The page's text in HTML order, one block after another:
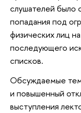
слушателей было
попадания под
физических лиц
последующего
списков.
Обсуждаемые
и повышенный
выступления